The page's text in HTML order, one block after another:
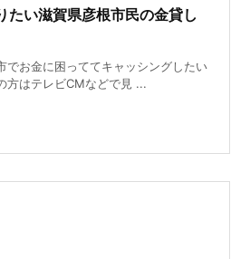
たい滋賀県彦根市民の金貸し
でお金に困っててキャッシングしたい
方はテレビCMなどで見 ...